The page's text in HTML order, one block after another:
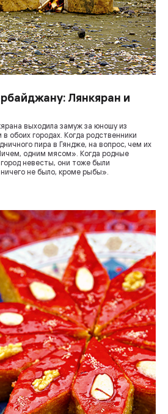
Лянкяран и
выходила замуж за юношу из
обоих городах. Когда родственники
пира в Гяндже, на вопрос, чем их
одним мясом». Когда родные
невесты, они тоже были
не было, кроме рыбы».